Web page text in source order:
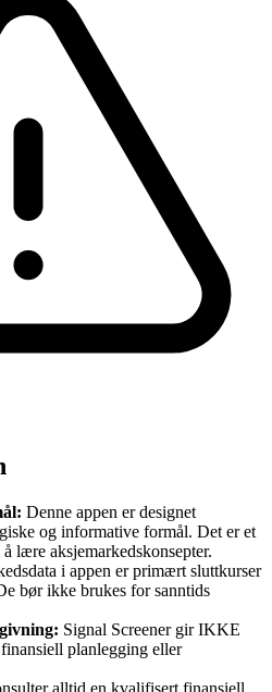
Denne appen er designet
og informative formål. Det er et
lære aksjemarkedskonsepter.
i appen er primært sluttkurser
bør ikke brukes for sanntids
Signal Screener gir IKKE
planlegging eller